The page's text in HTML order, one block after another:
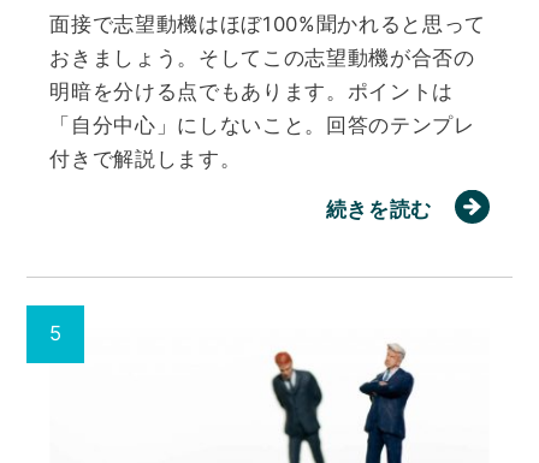
面接で志望動機はほぼ100%聞かれると思って
おきましょう。そしてこの志望動機が合否の
明暗を分ける点でもあります。ポイントは
「自分中心」にしないこと。回答のテンプレ
付きで解説します。
続きを読む